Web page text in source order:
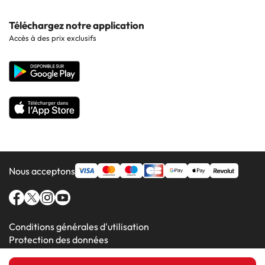
Hôtels à Lluchmajor
Hôtels en Séville
Hôtels en Grenade
Contactez-nous
Site corporate
Téléchargez notre application
Accès à des prix exclusifs
Nous acceptons
Conditions générales d'utilisation
Protection des données